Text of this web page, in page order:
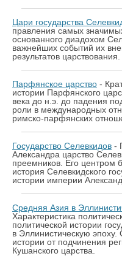
Цари государства
правления самых
основанного диадохом
важнейших событий их
результатов царствования.
Парфянское царство -
истории Парфянского
века до н.э. до падения
роли в международных
римско-парфянских
Государство Селевкидов -
Александра царство
преемников. Его центром
история Селевкидского
истории империи
Средняя Азия в
Характеристика
политической истории
в Эллинистическую
истории от подчинения
Кушанского царства.